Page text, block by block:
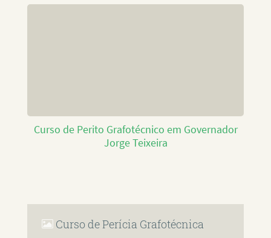
Curso de Perito Grafotécnico em Governador
Jorge Teixeira
Curso de Perícia Grafotécnica